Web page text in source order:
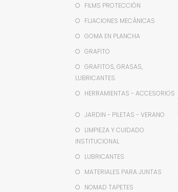
FILMS PROTECCIÓN
FIJACIONES MECÁNICAS
GOMA EN PLANCHA
GRAFITO
GRAFITOS, GRASAS,
LUBRICANTES.
HERRAMIENTAS - ACCESORIOS
JARDIN - PILETAS - VERANO
LIMPIEZA Y CUIDADO
INSTITUCIONAL
LUBRICANTES
MATERIALES PARA JUNTAS
NOMAD TAPETES